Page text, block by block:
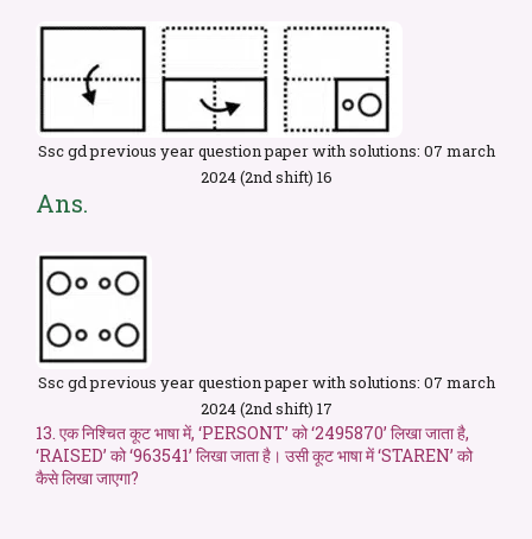
Ssc gd previous year question paper with solutions: 07 march
2024 (2nd shift) 16
Ans.
Ssc gd previous year question paper with solutions: 07 march
2024 (2nd shift) 17
13. एक निश्चित कूट भाषा में, ‘PERSONT’ को ‘2495870’ लिखा जाता है,
‘RAISED’ को ‘963541’ लिखा जाता है। उसी कूट भाषा में ‘STAREN’ को
कैसे लिखा जाएगा?